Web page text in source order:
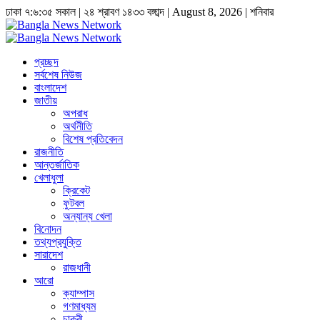
ঢাকা ৭:৬:৩৬ সকাল| ২৪ শ্রাবণ ১৪৩৩ বঙ্গাব্দ | August 8, 2026 | শনিবার
প্রচ্ছদ
সর্বশেষ নিউজ
বাংলাদেশ
জাতীয়
অপরাধ
অর্থনীতি
বিশেষ প্রতিবেদন
রাজনীতি
আন্তর্জাতিক
খেলাধুলা
ক্রিকেট
ফুটবল
অন্যান্য খেলা
বিনোদন
তথ্যপ্রযুক্তি
সারাদেশ
রাজধানী
আরো
ক্যাম্পাস
গণমাধ্যম